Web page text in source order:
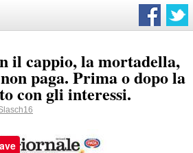
il cappio, la mortadella,
paga. Prima o dopo la
con gli interessi.